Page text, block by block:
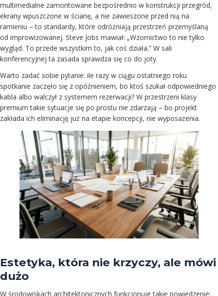
multimedialne zamontowane bezpośrednio w konstrukcji przegród,
ekrany wpuszczone w ścianę, a nie zawieszone przed nią na
ramieniu – to standardy, które odróżniają przestrzeń przemyślaną
od improwizowanej. Steve Jobs mawiał: „Wzornictwo to nie tylko
wygląd. To przede wszystkim to, jak coś działa.” W sali
konferencyjnej ta zasada sprawdza się co do joty.
Warto zadać sobie pytanie: ile razy w ciągu ostatniego roku
spotkanie zaczęło się z opóźnieniem, bo ktoś szukał odpowiedniego
kabla albo walczył z systemem rezerwacji? W przestrzeni klasy
premium takie sytuacje się po prostu nie zdarzają – bo projekt
zakłada ich eliminację już na etapie koncepcji, nie wyposażenia.
Estetyka, która nie krzyczy, ale mówi
dużo
W środowiskach architektonicznych funkcjonuje takie powiedzenie: